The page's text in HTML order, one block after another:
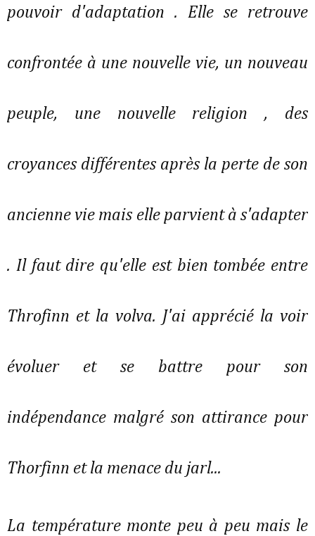
pouvoir d'adaptation . Elle se retrouve
confrontée à une nouvelle vie, un nouveau
peuple, une nouvelle religion , des
croyances différentes après la perte de son
ancienne vie mais elle parvient à s'adapter
. Il faut dire qu'elle est bien tombée entre
Throfinn et la volva. J'ai apprécié la voir
évoluer et se battre pour son
indépendance malgré son attirance pour
Thorfinn et la menace du jarl...
La température monte peu à peu mais le